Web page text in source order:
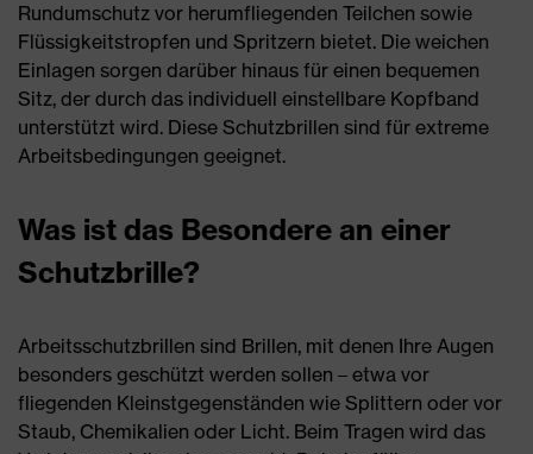
Rundumschutz vor herumfliegenden Teilchen sowie
Flüssigkeitstropfen und Spritzern bietet. Die weichen
Einlagen sorgen darüber hinaus für einen bequemen
Sitz, der durch das individuell einstellbare Kopfband
unterstützt wird. Diese Schutzbrillen sind für extreme
Arbeitsbedingungen geeignet.
Was ist das Besondere an einer
Schutzbrille?
Arbeitsschutzbrillen sind Brillen, mit denen Ihre Augen
besonders geschützt werden sollen – etwa vor
fliegenden Kleinstgegenständen wie Splittern oder vor
Staub, Chemikalien oder Licht. Beim Tragen wird das